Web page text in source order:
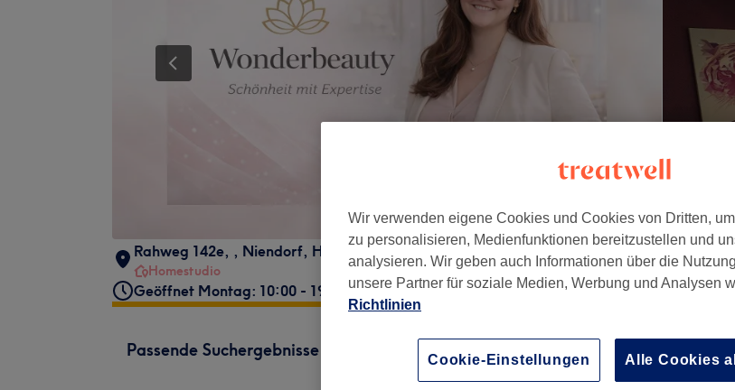
Rahweg 142e, , Niendorf, Hamburg , 22453
Homestudio
Geöffnet Montag: 10:00 - 19:30
Passende Suchergebnisse
Browmapping & formen
Details anzeigen
Wir verwenden eigene Cookies und Cookies von Dritten,
zu personalisieren, Medienfunktionen bereitzustellen und
analysieren. Wir geben auch Informationen über die
unsere Partner für soziale Medien, Werbung und Analysen
Richtlinien
Cookie-Einstellungen Alle Cookies